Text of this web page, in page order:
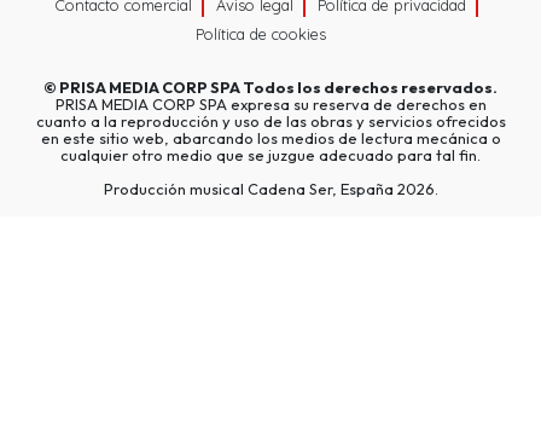
Contacto comercial Aviso legal
Política de privacidad
Política de cookies
© PRISA MEDIA CORP SPATodos los derechos reservados.
PRISA MEDIA CORP SPA expresa su reserva de derechos en
cuanto a la reproducción y uso de las obras y servicios ofrecidos
en este sitio web, abarcando los medios de lectura mecánica o
cualquier otro medio que se juzgue adecuado para tal fin.
Producción musical Cadena Ser, España 2026.